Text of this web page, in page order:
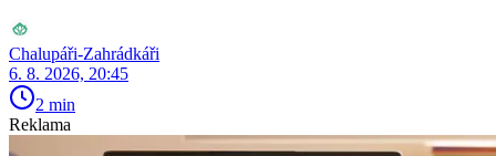
Chalupáři-Zahrádkáři
6. 8. 2026, 20:45
2 min
Reklama